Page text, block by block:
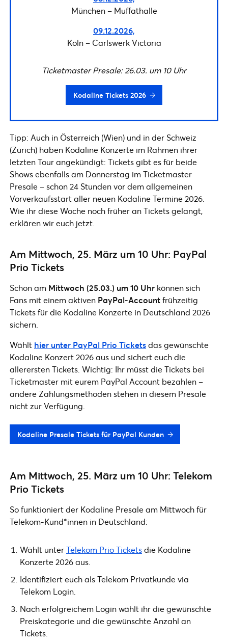
München – Muffathalle
09.12.2026,
Köln – Carlswerk Victoria
Ticketmaster Presale: 26.03. um 10 Uhr
Kodaline Tickets 2026
Tipp: Auch in Österreich (Wien) und in der Schweiz
(Zürich) haben Kodaline Konzerte im Rahmen ihrer
letzten Tour angekündigt: Tickets gibt es für beide
Shows ebenfalls am Donnerstag im Ticketmaster
Presale – schon 24 Stunden vor dem allgemeinen
Vorverkaufsstart aller neuen Kodaline Termine 2026.
Wie ihr diese Woche noch früher an Tickets gelangt,
erklären wir euch jetzt.
Am Mittwoch, 25. März um 10 Uhr: PayPal
Prio Tickets
Schon am Mittwoch (25.03.) um 10 Uhr können sich
Fans mit einem aktiven PayPal‑Accountfrühzeitig
Tickets für die Kodaline Konzerte in Deutschland 2026
sichern.
Wählt hier unter PayPal Prio Ticketsdas gewünschte
Kodaline Konzert 2026 aus und sichert euch die
allerersten Tickets. Wichtig: Ihr müsst die Tickets bei
Ticketmaster mit eurem PayPal Account bezahlen –
andere Zahlungsmethoden stehen in diesem Presale
nicht zur Verfügung.
Kodaline Presale Tickets für PayPal Kunden
Am Mittwoch, 25. März um 10 Uhr: Telekom
Prio Tickets
So funktioniert der Kodaline Presale am Mittwoch für
Telekom-Kund*innen in Deutschland:
Wählt unterTelekom Prio Ticketsdie Kodaline
Konzerte 2026 aus.
Identifiziert euch als Telekom Privatkunde via
Telekom Login.
Nach erfolgreichem Login wählt ihr die gewünschte
Preiskategorie und die gewünschte Anzahl an
Tickets.